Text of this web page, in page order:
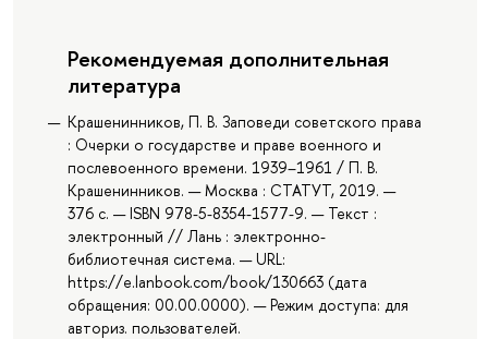
Рекомендуемая дополнительная
литература
Крашенинников, П. В. Заповеди советского права
: Очерки о государстве и праве военного и
послевоенного времени. 1939–1961 / П. В.
Крашенинников. — Москва : СТАТУТ, 2019. —
376 с. — ISBN 978-5-8354-1577-9. — Текст :
электронный // Лань : электронно-
библиотечная система. — URL:
https://e.lanbook.com/book/130663 (дата
обращения: 00.00.0000). — Режим доступа: для
авториз. пользователей.